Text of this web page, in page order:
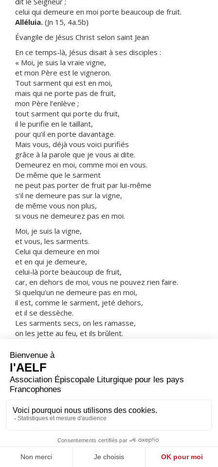
celui qui demeure en moi porte beaucoup de fruit.
Alléluia. (Jn 15, 4a.5b)
Évangile de Jésus Christ selon saint Jean
En ce temps-là, Jésus disait à ses disciples :
« Moi, je suis la vraie vigne,
et mon Père est le vigneron.
Tout sarment qui est en moi,
mais qui ne porte pas de fruit,
mon Père l’enlève ;
tout sarment qui porte du fruit,
il le purifie en le taillant,
pour qu’il en porte davantage.
Mais vous, déjà vous voici purifiés
grâce à la parole que je vous ai dite.
Demeurez en moi, comme moi en vous.
De même que le sarment
ne peut pas porter de fruit par lui-même
s’il ne demeure pas sur la vigne,
de même vous non plus,
si vous ne demeurez pas en moi.
Moi, je suis la vigne,
et vous, les sarments.
Celui qui demeure en moi
et en qui je demeure,
celui-là porte beaucoup de fruit,
car, en dehors de moi, vous ne pouvez rien faire.
Si quelqu’un ne demeure pas en moi,
il est, comme le sarment, jeté dehors,
et il se dessèche.
Les sarments secs, on les ramasse,
on les jette au feu, et ils brûlent.
et que mes paroles demeurent en vous,
demandez tout ce que vous voulez,
et cela se réalisera pour vous.
Ce qui fait la gloire de mon Père,
c’est que vous portiez beaucoup de fruit
et que vous soyez pour moi des disciples. »
– Acclamons la Parole de Dieu.